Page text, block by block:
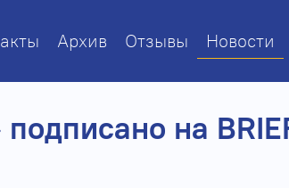
Архив Отзывы Новости
на